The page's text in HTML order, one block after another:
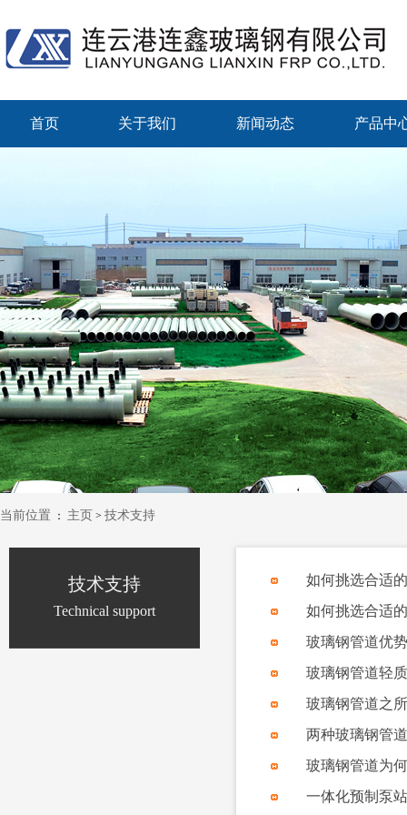
首页 关于我们 新闻动态 产品中
当前位置 ： 主页 > 技术支持
技术支持
Technical support
如何挑选合适
如何挑选合适
玻璃钢管道优
玻璃钢管道轻
玻璃钢管道之
两种玻璃钢管
玻璃钢管道为
一体化预制泵